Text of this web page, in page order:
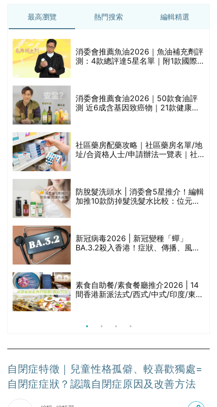
最高瀏覽 熱門搜索 編輯精選
消委會推薦魚油2026｜魚油補充劑評
測：4款總評達5星名單｜附1款國際
消委會推薦食油2026｜50款食油評
測 近6成含基因致癌物｜21款健康煮
社區藥房配藥攻略｜社區藥房名單/地
址/合資格人士/申請辦法一覽表｜社
防脫髮洗頭水 | 消委會5星推介！編輯
加推10款防掉髮洗髮水比較：位元
新冠病毒2026 | 新冠變種「蟬」
BA.3.2殺入香港！症狀、傳播、風險
素食自助餐/素食餐廳推介2026 | 14
間香港新派法式/西式/中式/印度/東南
自閉症特徵｜兒童性格孤僻、較喜歡獨處=
自閉症症狀？認識自閉症原因及改善方法